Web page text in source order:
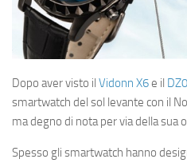
Dopo aver visto il Vidonn X6e il
smartwatch del sol levante con il
ma degno di nota per via della sua
Spesso gli smartwatch hanno